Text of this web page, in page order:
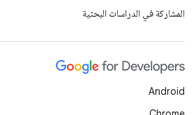
المشاركة في الدراسات البحثية
Android